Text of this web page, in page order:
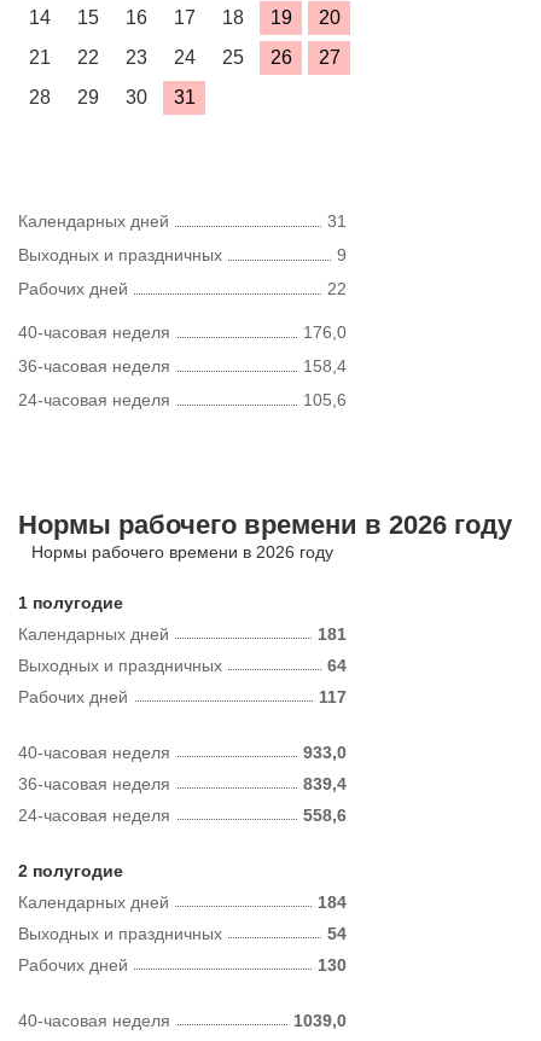
14
15 16 17 18 19
20
21
22 23 24 25 26
27
28
29 30 31
Календарных дней
31
Выходных и праздничных
9
Рабочих дней
22
40-часовая неделя
176,0
36-часовая неделя
158,4
24-часовая неделя
105,6
Нормы рабочего времени в 2026 году
Нормы рабочего времени в 2026 году
1 полугодие
Календарных дней
181
Рабочих дней 117
Выходных и праздничных 64
40-часовая неделя
933,0
36-часовая неделя
839,4
24-часовая неделя
558,6
2 полугодие
Календарных дней
184
Рабочих дней 130
Выходных и праздничных 54
40-часовая неделя
1039,0